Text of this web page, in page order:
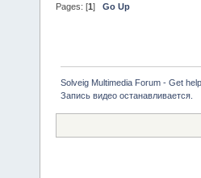
Pages: [1] Go Up
Solveig Multimedia Forum - Get
Запись видео останавливается.